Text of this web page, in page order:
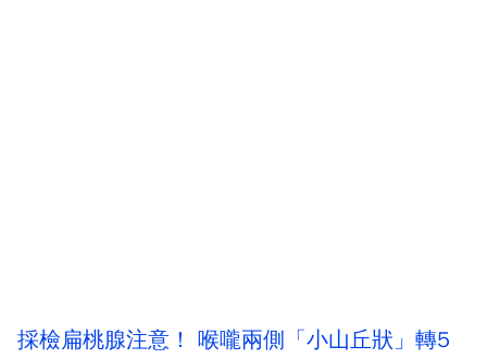
採檢扁桃腺注意！ 喉嚨兩側「小山丘狀」轉5